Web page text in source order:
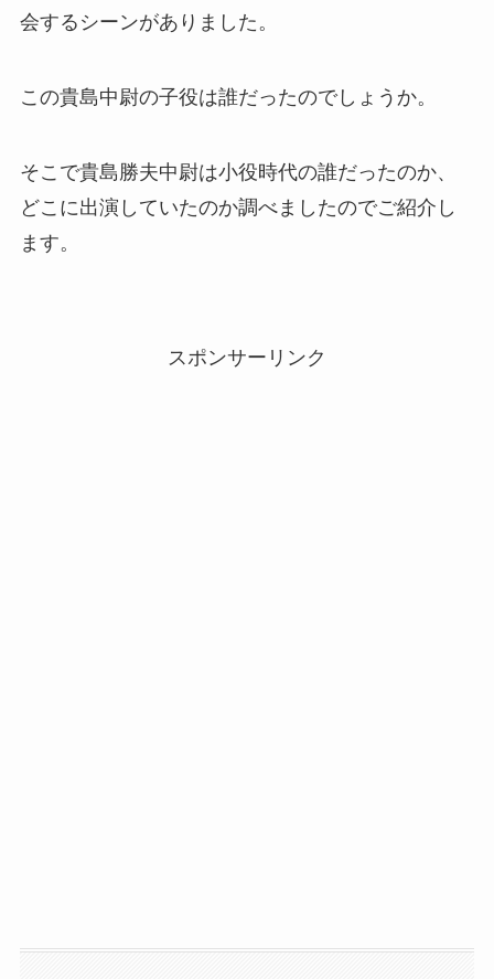
会するシーンがありました。
この貴島中尉の子役は誰だったのでしょうか。
そこで貴島勝夫中尉は小役時代の誰だったのか、
どこに出演していたのか調べましたのでご紹介し
ます。
スポンサーリンク